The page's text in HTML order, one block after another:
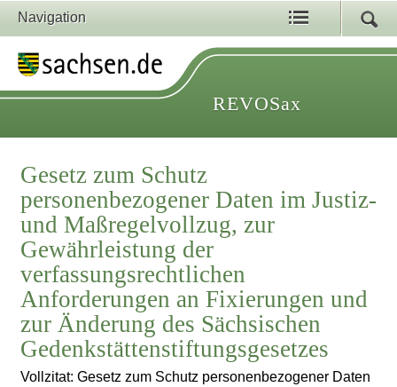
Navigation
REVOSax
Gesetz zum Schutz
personenbezogener Daten im Justiz-
und Maßregelvollzug, zur
Gewährleistung der
verfassungsrechtlichen
Anforderungen an Fixierungen und
zur Änderung des Sächsischen
Gedenkstättenstiftungsgesetzes
Vollzitat: Gesetz zum Schutz personenbezogener Daten